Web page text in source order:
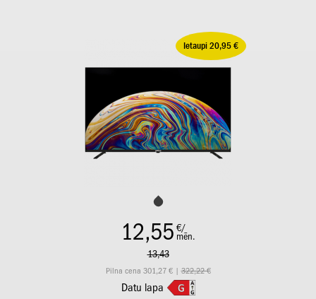
Ietaupi 20,95 €
12,55 €/
mēn.
13,43
Pilna cena 301,27 € |322,22 €
Datu lapa